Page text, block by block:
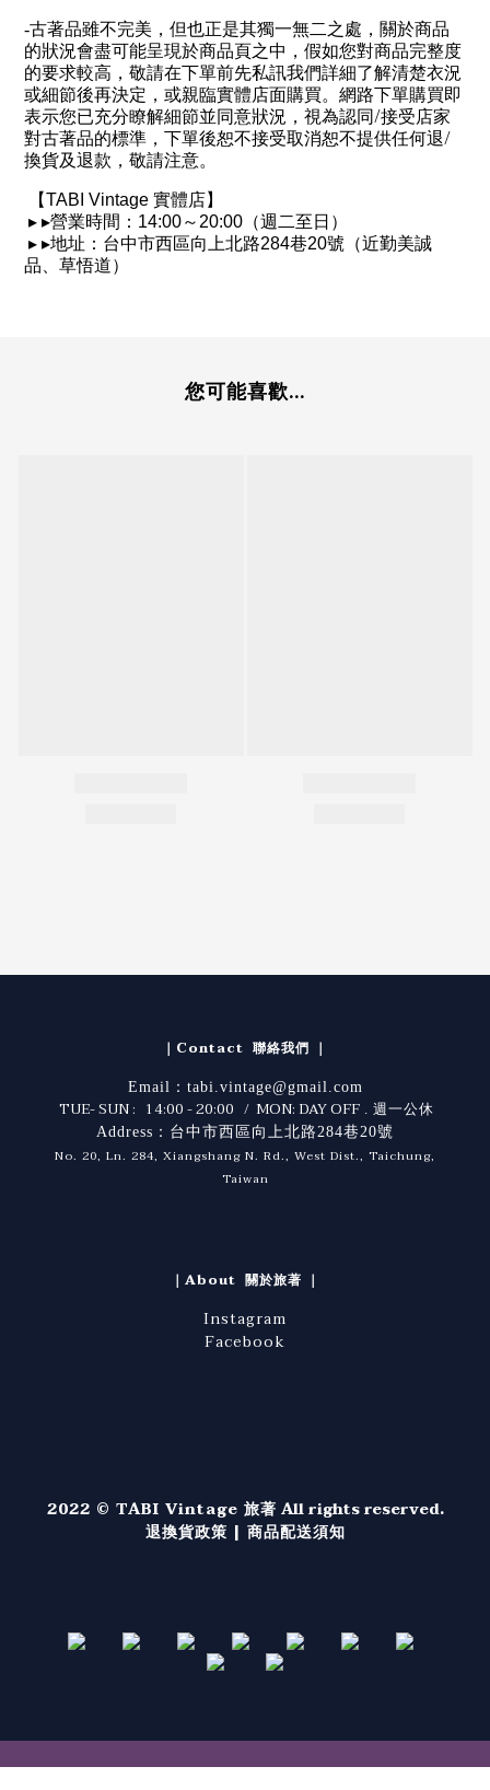
-古著品雖不完美，但也正是其獨一無二之處，關於商品
的狀況會盡可能呈現於商品頁之中，假如您對商品完整度
的要求較高，敬請在下單前先私訊我們詳細了解清楚衣況
或細節後再決定，或親臨實體店面購買。網路下單購買即
表示您已充分瞭解細節並同意狀況，視為認同/接受店家
對古著品的標準，下單後恕不接受取消恕不提供任何退/
換貨及退款，敬請注意。
【TABI Vintage 實體店】
▸ ▸營業時間： 14:00～ 20:00 （週二至日）
▸ ▸地址：台中市西區向上北路284巷20號（近勤美誠
品、草悟道）
您可能喜歡...
｜Contact 聯絡我們 ｜
Email：tabi.vintage@gmail.com
TUE- SUN : 14:00 - 20:00 / MON: DAY OFF . 週一公休
Address：台中市西區向上北路284巷20號
No. 20, Ln. 284, Xiangshang N. Rd., West Dist., Taichung,
Taiwan
｜About 關於旅著 ｜
Instagram
Facebook
2022 © TABI Vintage 旅著 All rights reserved.
退換貨政策 | 商品配送須知